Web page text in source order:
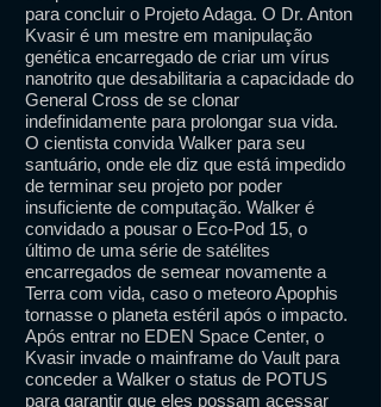
para concluir o Projeto Adaga. O Dr. Anton
Kvasir é um mestre em manipulação
genética encarregado de criar um vírus
nanotrito que desabilitaria a capacidade do
General Cross de se clonar
indefinidamente para prolongar sua vida.
O cientista convida Walker para seu
santuário, onde ele diz que está impedido
de terminar seu projeto por poder
insuficiente de computação. Walker é
convidado a pousar o Eco-Pod 15, o
último de uma série de satélites
encarregados de semear novamente a
Terra com vida, caso o meteoro Apophis
tornasse o planeta estéril após o impacto.
Após entrar no EDEN Space Center, o
Kvasir invade o mainframe do Vault para
conceder a Walker o status de POTUS
para garantir que eles possam acessar